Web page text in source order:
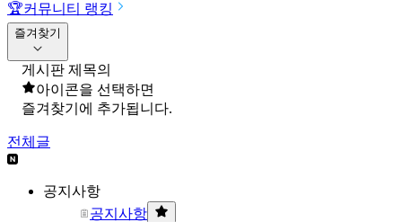
🏆커뮤니티 랭킹
즐겨찾기
게시판 제목의
아이콘을 선택하면
즐겨찾기에 추가됩니다.
전체글
공지사항
공지사항